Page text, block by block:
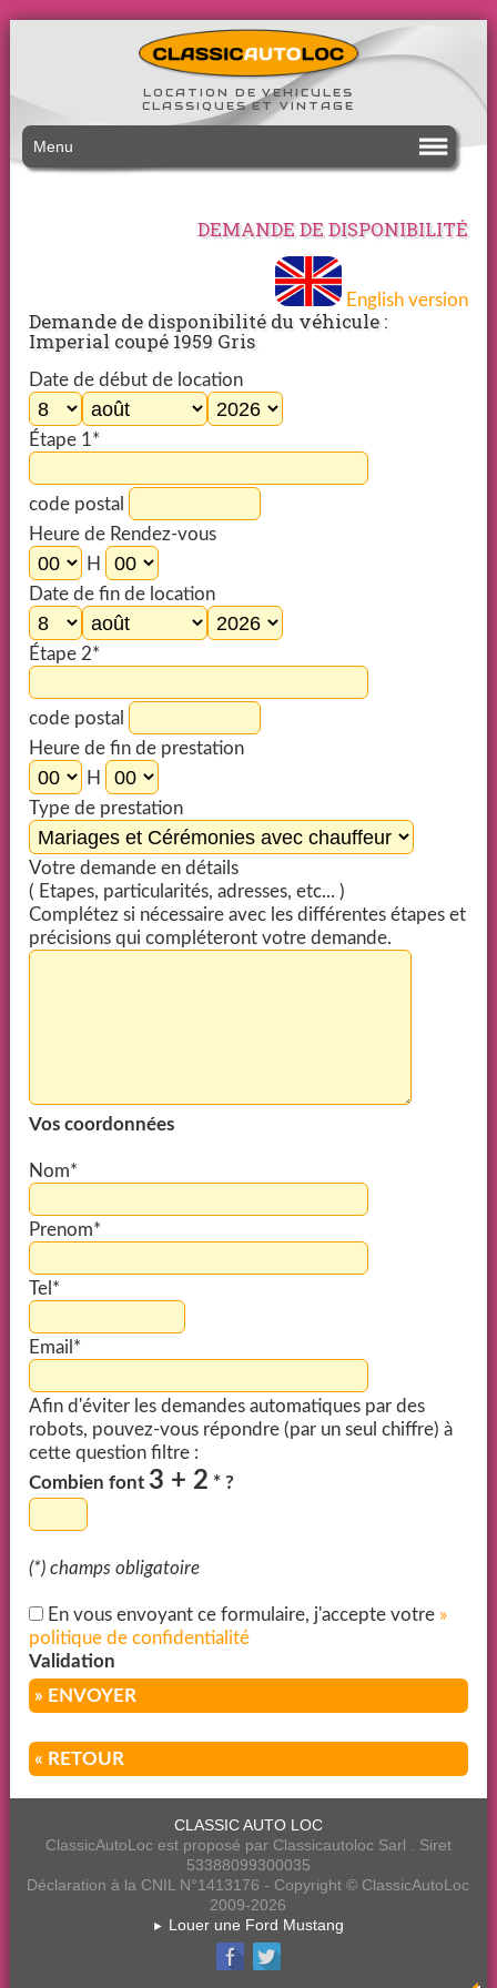
LOCATION DE VEHICULES
CLASSIQUES ET VINTAGE
Menu
DEMANDE DE DISPONIBILITÉ
English version
Demande de disponibilité du véhicule :
Imperial coupé 1959 Gris
Date de début de location
Étape 1*
code postal
Heure de Rendez-vous
H
Date de fin de location
Étape 2*
code postal
Heure de fin de prestation
H
Type de prestation
Votre demande en détails
( Etapes, particularités, adresses, etc... )
Complétez si nécessaire avec les différentes étapes et
précisions qui compléteront votre demande.
Vos coordonnées
Nom*
Prenom*
Tel*
Email*
Afin d'éviter les demandes automatiques par des
robots, pouvez-vous répondre (par un seul chiffre) à
cette question filtre :
Combien font 3 + 2 * ?
(*) champs obligatoire
En vous envoyant ce formulaire, j'accepte votre »
politique de confidentialité
Validation
» ENVOYER
« RETOUR
CLASSIC AUTO LOC
ClassicAutoLoc est proposé par Classicautoloc Sarl . Siret
53388099300035
Déclaration à la CNIL N°1413176 - Copyright © ClassicAutoLoc
2009-2026
► Louer une Ford Mustang